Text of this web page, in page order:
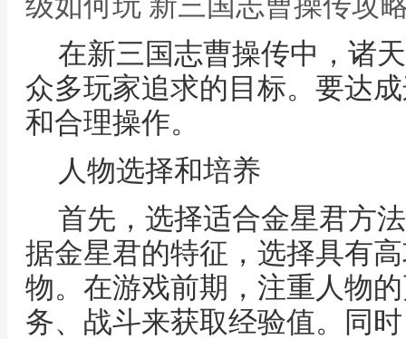
在新三国志曹操传中，诸
众多玩家追求的目标。要达
和合理操作。
人物选择和培养
首先，选择适合金星君方
据金星君的特征，选择具有
物。在游戏前期，注重人物
务、战斗来获取经验值。同